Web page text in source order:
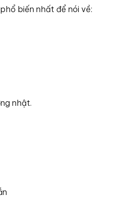
biến nhất để nói về:
nhật.